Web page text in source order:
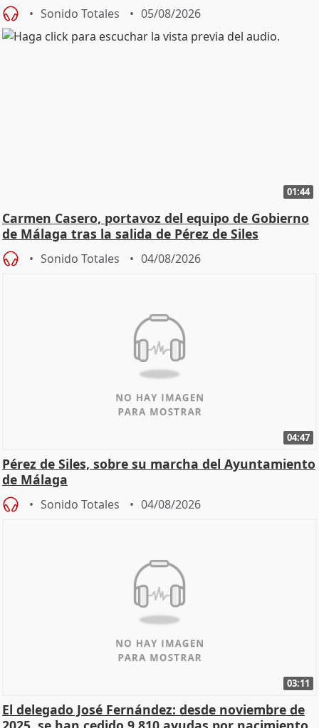
Sonido Totales 05/08/2026
01:44
Carmen Casero, portavoz del equipo de Gobierno
de Málaga tras la salida de Pérez de Siles
Sonido Totales 04/08/2026
04:47
Pérez de Siles, sobre su marcha del Ayuntamiento
de Málaga
Sonido Totales 04/08/2026
03:11
El delegado José Fernández: desde noviembre de